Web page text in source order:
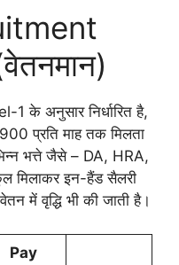
के अनुसार निर्धारित है,
प्रति माह तक मिलता
भत्ते जैसे – DA, HRA,
मिलाकर इन-हैंड सैलरी
में वृद्धि भी की जाती है।
Pay